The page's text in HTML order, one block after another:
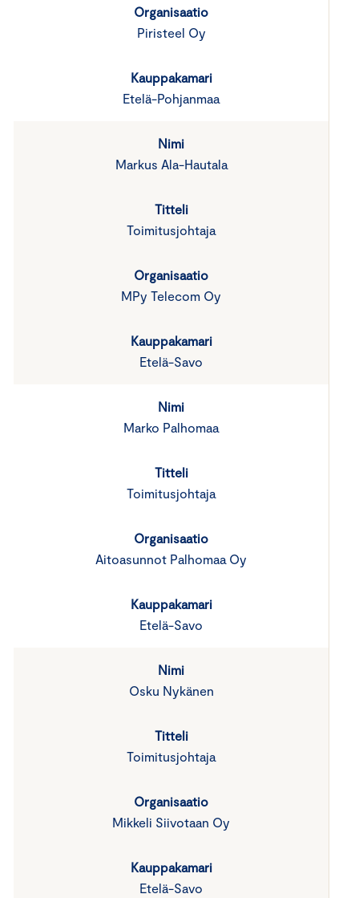
Piristeel Oy
Etelä-Pohjanmaa
Markus Ala-Hautala
Toimitusjohtaja
MPy Telecom Oy
Etelä-Savo
Marko Palhomaa
Toimitusjohtaja
Aitoasunnot Palhomaa Oy
Etelä-Savo
Osku Nykänen
Toimitusjohtaja
Mikkeli Siivotaan Oy
Etelä-Savo